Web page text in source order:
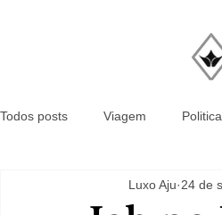
Todos posts Viagem Politica
Luxo Aju 24 de